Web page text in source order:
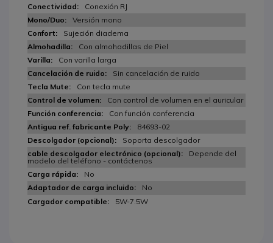
Conexión RJ
Versión mono
Sujeción diadema
Con almohadillas de Piel
Con varilla larga
Sin cancelación de ruido
Con tecla mute
Con control de volumen en el auricular
Con función conferencia
84693-02
Soporta descolgador
Depende del
modelo del teléfono - contáctenos
No
No
5W-7.5W